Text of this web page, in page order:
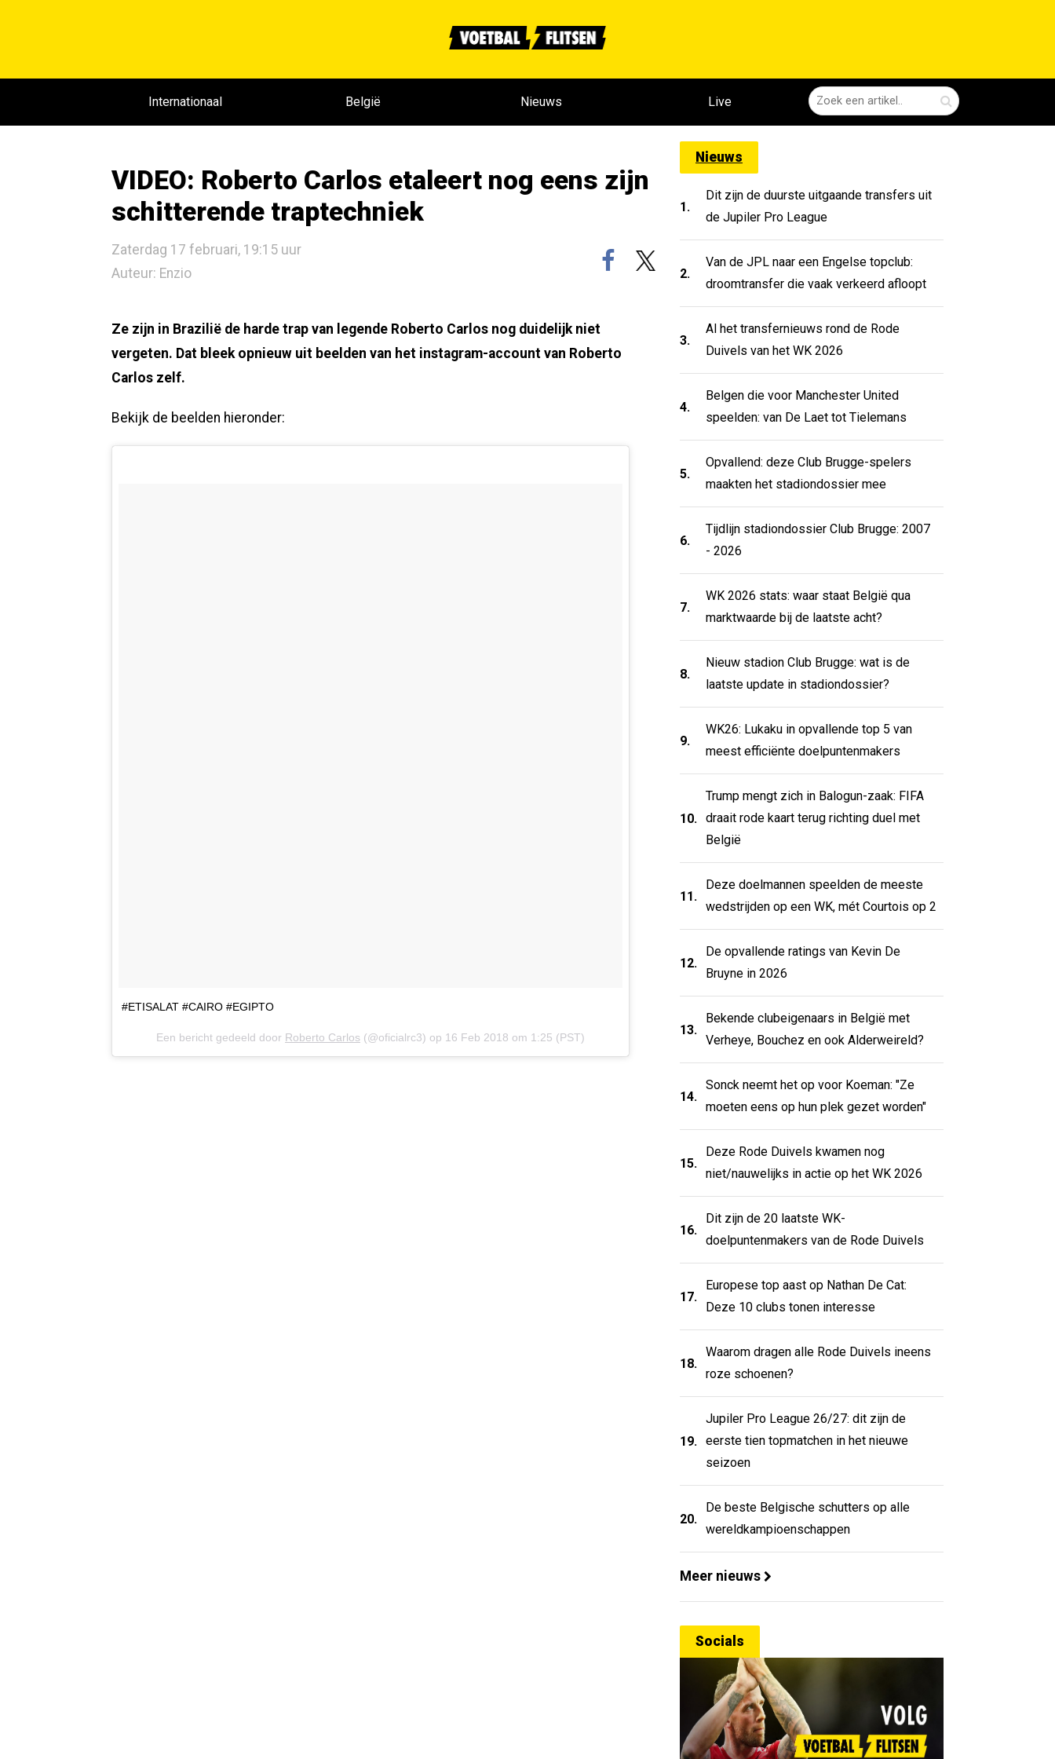
Internationaal België Nieuws Live
VIDEO: Roberto Carlos etaleert nog eens zijn
schitterende traptechniek
Zaterdag 17 februari, 19:15 uur
Auteur: Enzio
Ze zijn in Brazilië de harde trap van legende Roberto Carlos nog duidelijk niet
vergeten. Dat bleek opnieuw uit beelden van het instagram-account van Roberto
Carlos zelf.
Bekijk de beelden hieronder:
#ETISALAT #CAIRO #EGIPTO
Een bericht gedeeld door Roberto Carlos (@oficialrc3) op 16 Feb 2018 om 1:25 (PST)
Nieuws
1.
Dit zijn de duurste uitgaande transfers uit
de Jupiler Pro League
2.
Van de JPL naar een Engelse topclub:
droomtransfer die vaak verkeerd afloopt
3.
Al het transfernieuws rond de Rode
Duivels van het WK 2026
4.
Belgen die voor Manchester United
speelden: van De Laet tot Tielemans
5.
Opvallend: deze Club Brugge-spelers
maakten het stadiondossier mee
6.
Tijdlijn stadiondossier Club Brugge: 2007
- 2026
7.
WK 2026 stats: waar staat België qua
marktwaarde bij de laatste acht?
8.
Nieuw stadion Club Brugge: wat is de
laatste update in stadiondossier?
9.
WK26: Lukaku in opvallende top 5 van
meest efficiënte doelpuntenmakers
10.
Trump mengt zich in Balogun-zaak: FIFA
draait rode kaart terug richting duel met
België
11.
Deze doelmannen speelden de meeste
wedstrijden op een WK, mét Courtois op 2
12.
De opvallende ratings van Kevin De
Bruyne in 2026
13.
Bekende clubeigenaars in België met
Verheye, Bouchez en ook Alderweireld?
14.
Sonck neemt het op voor Koeman: "Ze
moeten eens op hun plek gezet worden"
15.
Deze Rode Duivels kwamen nog
niet/nauwelijks in actie op het WK 2026
16.
Dit zijn de 20 laatste WK-
doelpuntenmakers van de Rode Duivels
17.
Europese top aast op Nathan De Cat:
Deze 10 clubs tonen interesse
18.
Waarom dragen alle Rode Duivels ineens
roze schoenen?
19.
Jupiler Pro League 26/27: dit zijn de
eerste tien topmatchen in het nieuwe
seizoen
20.
De beste Belgische schutters op alle
wereldkampioenschappen
Meer nieuws
Socials